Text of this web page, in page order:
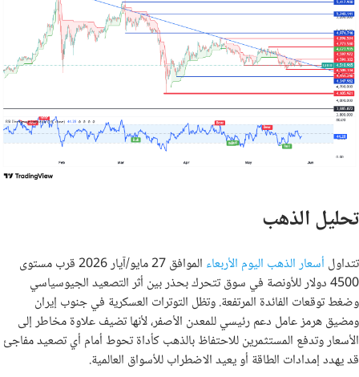
تحليل الذهب
تتداول أسعار الذهب اليوم الأربعاء
الموافق 27 مايو/آيار 2026 قرب مستوى
4500 دولار للأونصة في سوق تتحرك بحذر بين أثر التصعيد الجيوسياسي
وضغط توقعات الفائدة المرتفعة. وتظل التوترات العسكرية في جنوب إيران
ومضيق هرمز عامل دعم رئيسي للمعدن الأصفر، لأنها تضيف علاوة مخاطر إلى
الأسعار وتدفع المستثمرين للاحتفاظ بالذهب كأداة تحوط أمام أي تصعيد مفاجئ
قد يهدد إمدادات الطاقة أو يعيد الاضطراب للأسواق العالمية.